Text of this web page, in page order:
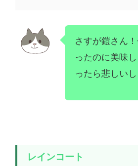
さすが鎧さん
ったのに美味
ったら悲しいし
レインコート